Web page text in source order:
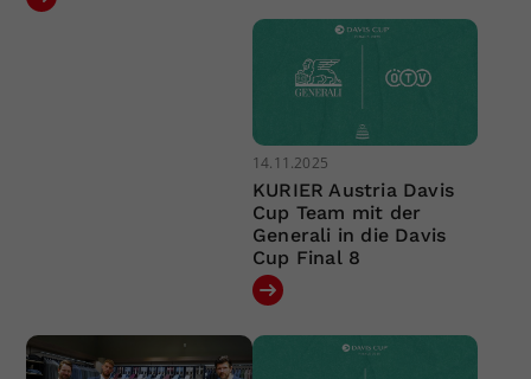
14.11.2025
KURIER Austria Davis
Cup Team mit der
Generali in die Davis
Cup Final 8